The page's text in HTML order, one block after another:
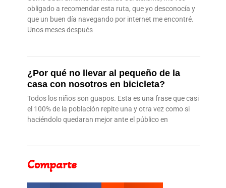
obligado a recomendar esta ruta, que yo desconocía y
que un buen día navegando por internet me encontré.
Unos meses después
¿Por qué no llevar al pequeño de la
casa con nosotros en bicicleta?
Todos los niños son guapos. Esta es una frase que casi
el 100% de la población repite una y otra vez como si
haciéndolo quedaran mejor ante el público en
Comparte